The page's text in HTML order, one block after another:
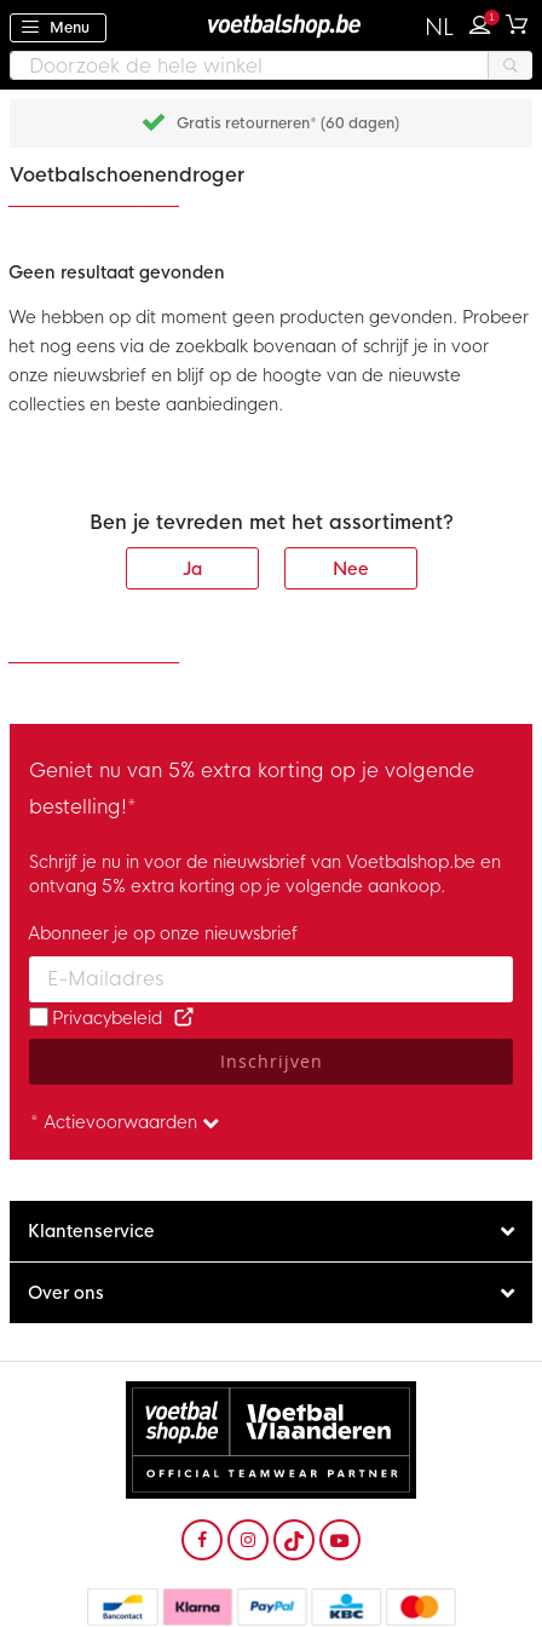
Menu NL 1
Gratis retourneren* (60 dagen)
Voetbalschoenendroger
Geen resultaat gevonden
We hebben op dit moment geen producten gevonden. Probeer
het nog eens via de zoekbalk bovenaan of schrijf je in voor
onze nieuwsbrief en blijf op de hoogte van de nieuwste
collecties en beste aanbiedingen.
Ben je tevreden met het assortiment?
Ja Nee
Geniet nu van 5% extra korting op je volgende
bestelling!*
Schrijf je nu in voor de nieuwsbrief van Voetbalshop.be en
ontvang 5% extra korting op je volgende aankoop.
Enter your email and accept the privacy policy to subscribe to
Abonneer je op onze nieuwsbrief
Privacybeleid
Inschrijven
* Actievoorwaarden
Klantenservice
Over ons